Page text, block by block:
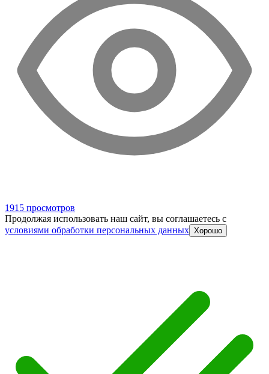
1915 просмотров
Продолжая использовать наш сайт, вы соглашаетесь c
условиями обработки персональных данных Хорошо